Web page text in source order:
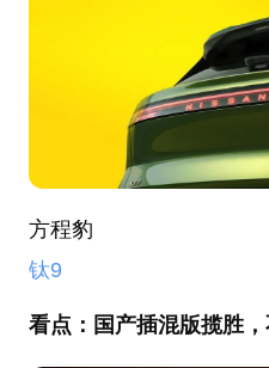
方程豹
钛9
看点： 国产插混版揽胜